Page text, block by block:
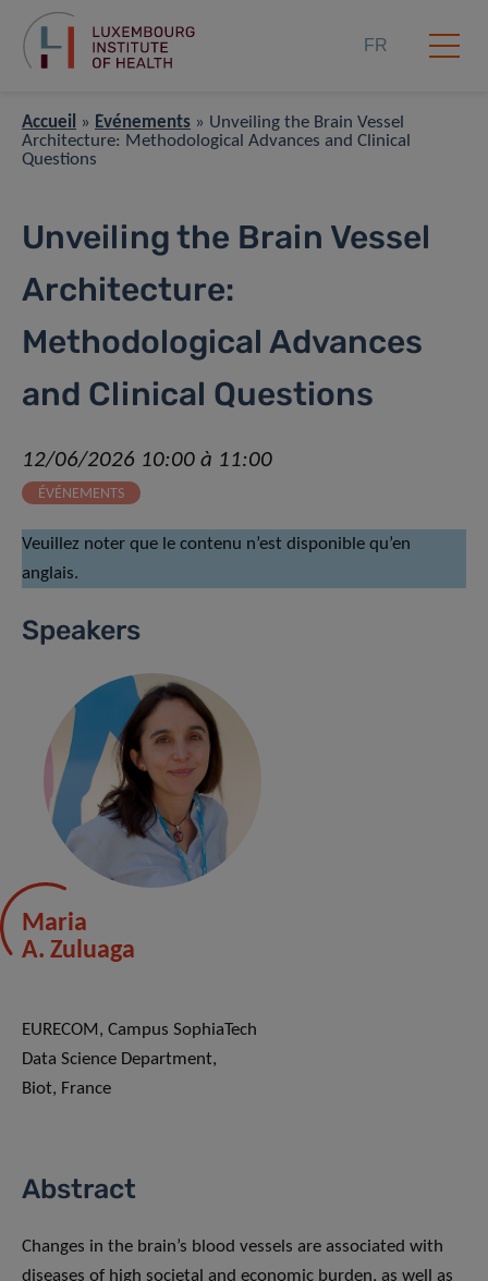
FR
Accueil » Événements » Unveiling the Brain Vessel
Architecture: Methodological Advances and Clinical
Questions
Unveiling the Brain Vessel
Architecture:
Methodological Advances
and Clinical Questions
12/06/2026 10:00 à 11:00
ÉVÉNEMENTS
Veuillez noter que le contenu n’est disponible qu’en
anglais.
Speakers
Maria
A. Zuluaga
EURECOM, Campus SophiaTech
Data Science Department,
Biot, France
Abstract
Changes in the brain’s blood vessels are associated with
diseases of high societal and economic burden, as well as